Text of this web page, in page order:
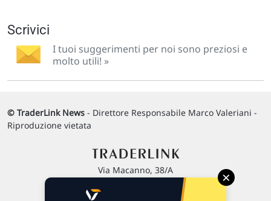
Scrivici
I tuoi suggerimenti per noi sono preziosi e
molto utili! »
© TraderLink News - Direttore Responsabile Marco Valeriani -
Riproduzione vietata
Via Macanno, 38/A
P.IVA 02 452 460 401
×